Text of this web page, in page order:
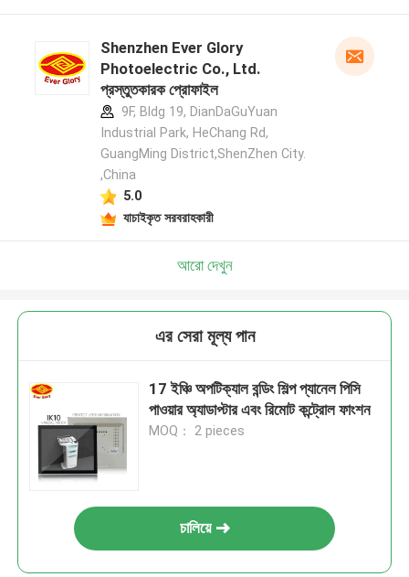
Shenzhen Ever Glory
Photoelectric Co., Ltd.
প্রস্তুতকারক প্রোফাইল
9F, Bldg 19, DianDaGuYuan
Industrial Park, HeChang Rd,
GuangMing District,ShenZhen City.
,China
5.0
যাচাইকৃত সরবরাহকারী
আরো দেখুন
এর সেরা মূল্য পান
17 ইঞ্চি অপটিক্যাল বন্ডিং শিল্প প্যানেল পিসি
পাওয়ার অ্যাডাপ্টার এবং রিমোট কন্ট্রোল ফাংশন
MOQ： 2 pieces
চালিয়ে